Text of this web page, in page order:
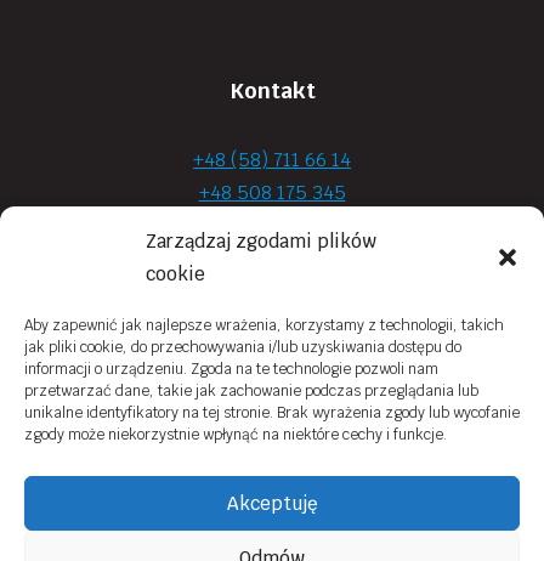
Zarządzaj zgodami plików
cookie
Aby zapewnić jak najlepsze wrażenia, korzystamy z technologii, takich
jak pliki cookie, do przechowywania i/lub uzyskiwania dostępu do
informacji o urządzeniu. Zgoda na te technologie pozwoli nam
przetwarzać dane, takie jak zachowanie podczas przeglądania lub
unikalne identyfikatory na tej stronie. Brak wyrażenia zgody lub wycofanie
zgody może niekorzystnie wpłynąć na niektóre cechy i funkcje.
Akceptuję
Kontakt
+48 (58) 711 66 14
+48 508 175 345
+48 720 870 590
prima.optyk@gmail.com
Moje konto
Obowiązek Informacyjny
Polityka prywatności
Regulamin sklepu online